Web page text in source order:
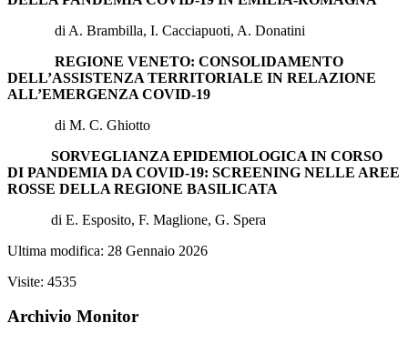
di A. Brambilla, I. Cacciapuoti, A. Donatini
REGIONE VENETO: CONSOLIDAMENTO
DELL’ASSISTENZA TERRITORIALE IN RELAZIONE
ALL’EMERGENZA COVID-19
di M. C. Ghiotto
SORVEGLIANZA EPIDEMIOLOGICA IN CORSO
DI PANDEMIA DA COVID-19: SCREENING NELLE AREE
ROSSE DELLA REGIONE BASILICATA
di E. Esposito, F. Maglione, G. Spera
Ultima modifica: 28 Gennaio 2026
Visite: 4535
Archivio Monitor